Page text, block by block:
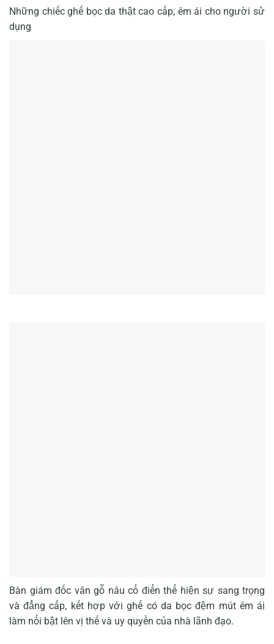
Những chiếc ghế bọc da thật cao cấp, êm ái cho người sử
dụng
Bàn giám đốc vân gỗ nâu cổ điển thể hiện sự sang trọng
và đẳng cấp, kết hợp với ghế có da bọc đệm mút êm ái
làm nổi bật lên vị thế và uy quyền của nhà lãnh đạo.